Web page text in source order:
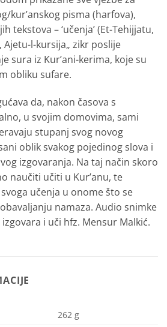
kur’anskog pisma (harfova),
tekstova – ‘učenja’ (Et-Tehijjatu,
Ajetu-l-kursija„ zikr poslije
sura iz Kur’ani-kerima, koje su
obliku sufare.
da, nakon časova s
u svojim domovima, sami
stupanj svog novog
oblik svakog pojedinog slova i
izgovaranja. Na taj način skoro
naučiti učiti u Kur’anu, te
učenja u onome što se
namaza. Audio snimke
izgovara i uči hfz. Mensur Malkić.
262 g